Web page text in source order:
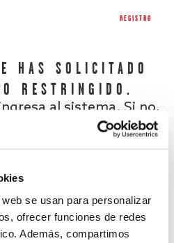
se usan para personalizar
ofrecer funciones de redes
Además, compartimos
REGISTRO
HAS SOLICITADO
RESTRINGIDO.
al sistema. Si no,